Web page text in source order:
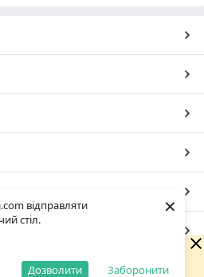
відправляти
стіл.
Заборонити
Дозволити
×
відповісти на запит, але
з Вами в робочі години компаніїї.